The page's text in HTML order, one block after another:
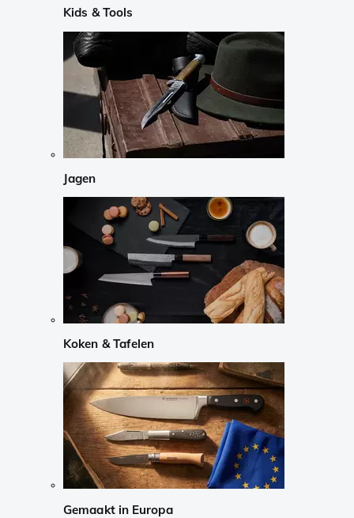
Kids & Tools
Jagen
Koken & Tafelen
Gemaakt in Europa